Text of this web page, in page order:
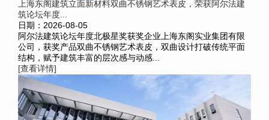
上海东阁建筑立面新材料双曲不锈钢艺术表皮，荣获阿尔法建
筑论坛年度...
日期：2026-08-05
阿尔法建筑论坛年度北极星奖获奖企业上海东阁实业集团有限
公司，获奖产品双曲不锈钢艺术表皮，双曲设计打破传统平面
结构，赋予建筑丰富的层次感与动感...
[查看详情]